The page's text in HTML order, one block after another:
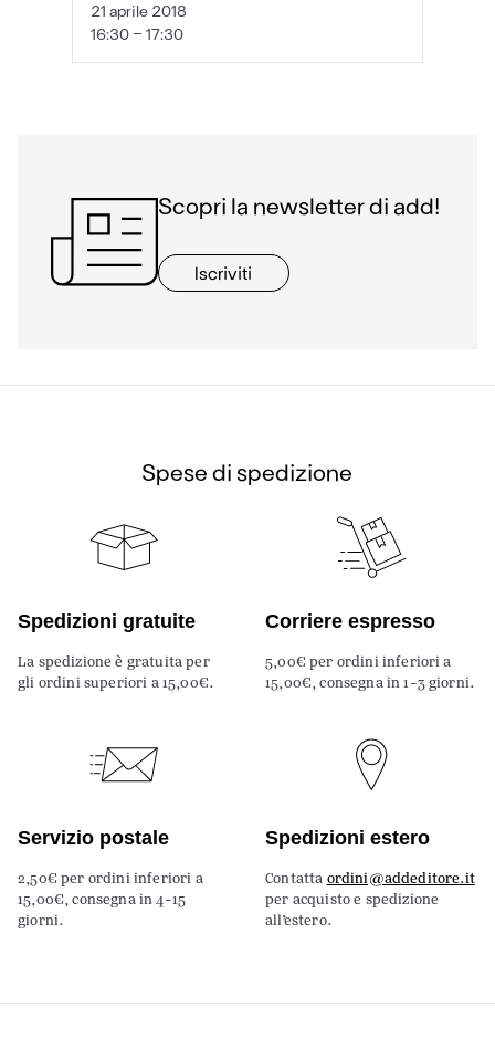
21 aprile 2018
16:30 - 17:30
Scopri la newsletter di add!
Iscriviti
Spese di spedizione
Spedizioni gratuite
La spedizione è gratuita per
gli ordini superiori a 15,00€.
Corriere espresso
5,00€ per ordini inferiori a
15,00€, consegna in 1-3 giorni.
Servizio postale
2,50€ per ordini inferiori a
15,00€, consegna in 4-15
giorni.
Spedizioni estero
Contatta ordini@addeditore.it
per acquisto e spedizione
all’estero.